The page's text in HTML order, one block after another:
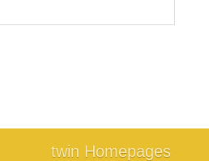
twin Homepages